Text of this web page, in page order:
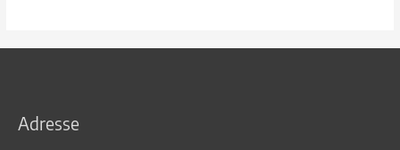
Adresse